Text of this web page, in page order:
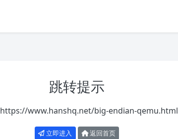
跳转提示
https://www.hanshq.net/big-endian-qemu.html
立即进入 返回首页